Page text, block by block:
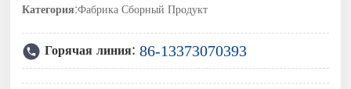
Категория:Фабрика Сборный Продукт
Горячая линия: 86-13373070393